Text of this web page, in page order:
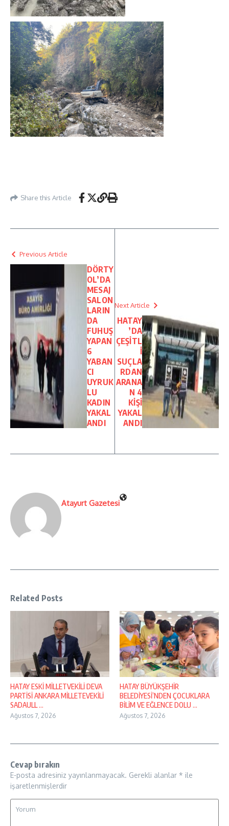
Share this Article
Previous Article
DÖRTY
OL’DA
MESAJ
SALON
LARIN
DA
FUHUŞ
YAPAN
6
YABAN
CI
UYRUK
LU
KADIN
YAKAL
ANDI
Next Article
HATAY
’DA
ÇEŞİTL
İ
SUÇLA
RDAN
ARANA
N 4
KİŞİ
YAKAL
ANDI
Atayurt Gazetesi
Related Posts
HATAY ESKİ MİLLETVEKİLİ DEVA
PARTİSİ ANKARA MİLLETEVEKİLİ
SADAULL ...
Ağustos 7, 2026
HATAY BÜYÜKŞEHİR
BELEDİYESİ’NDEN ÇOCUKLARA
BİLİM VE EĞLENCE DOLU ...
Ağustos 7, 2026
Cevap bırakın
E-posta adresiniz yayınlanmayacak. Gerekli alanlar * ile
işaretlenmişlerdir